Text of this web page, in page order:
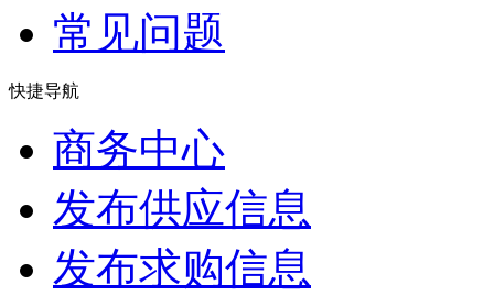
常见问题
快捷导航
商务中心
发布供应信息
发布求购信息